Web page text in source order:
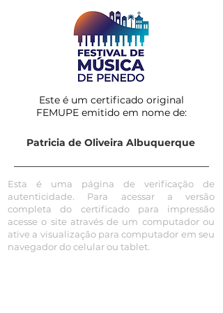
Este é um certificado original
FEMUPE emitido em nome de:
Patricia de Oliveira Albuquerque
Esta é uma página de verificação de
autenticidade. Para acessar a versão
completa do certificado para impressão
acesse o site através de um computador ou
ative a visualização para computador em seu
navegador do celular ou tablet.